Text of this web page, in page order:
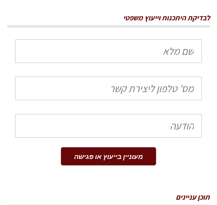
לבדיקת היתכנות וייעוץ משפטי
שם
מלא
טלפון
הודעה
מעוניין בייעוץ או פגישה
תוכן עניינים